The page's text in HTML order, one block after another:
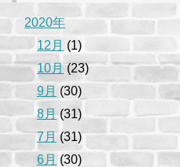
2020年
12月 (1)
10月 (23)
9月 (30)
8月(31)
7月 (31)
6月 (30)